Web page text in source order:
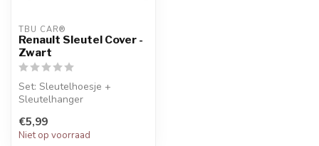
TBU CAR®
Renault Sleutel Cover -
Zwart
Set: Sleutelhoesje +
Sleutelhanger
€5,99
Niet op voorraad